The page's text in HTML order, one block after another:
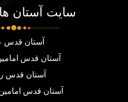
سایت آستان
آستان قدس
آستان قدس
آستان قدس
آستان قدس